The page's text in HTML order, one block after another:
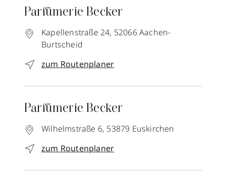
Parfümerie Becker
Kapellenstraße 24, 52066Aachen-
Burtscheid
zum Routenplaner
Parfümerie Becker
Wilhelmstraße 6, 53879 Euskirchen
zum Routenplaner